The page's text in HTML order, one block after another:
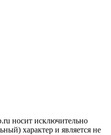
носит исключительно
характер и является не